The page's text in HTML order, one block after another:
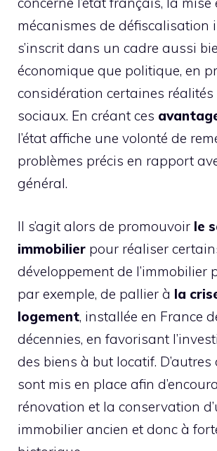
mécanismes de défiscalisation
s’inscrit dans un cadre aussi
économique que politique, en
considération certaines réalités
sociaux. En créant ces
l’état affiche une volonté de
problèmes précis en rapport
général.
Il s’agit alors de promouvoir le
immobilier pour réaliser
développement de l’immobilier
par exemple, de pallier à la
logement, installée en France
décennies, en favorisant
des biens à but locatif.
sont mis en place afin
rénovation et la conservation
immobilier ancien et donc à